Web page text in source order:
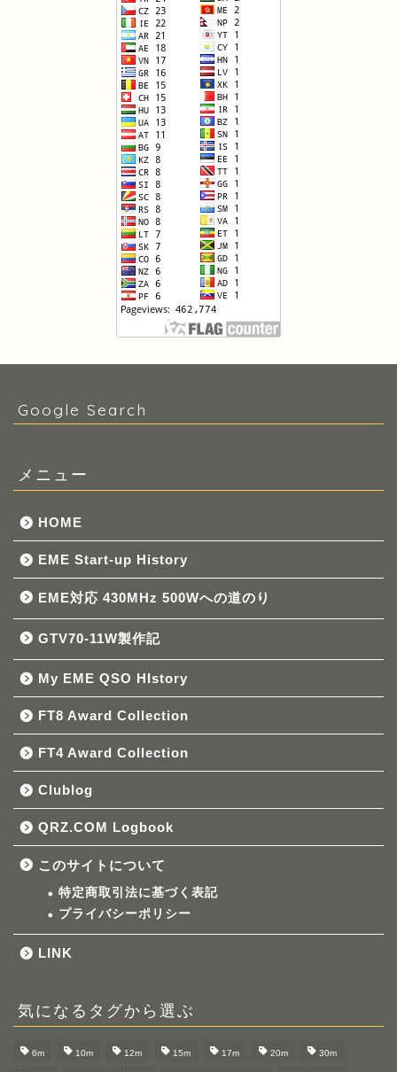
Google Search
メニュー
HOME
EME Start-up History
EME対応 430MHz 500Wへの道のり
GTV70-11W製作記
My EME QSO HIstory
FT8 Award Collection
FT4 Award Collection
Clublog
QRZ.COM Logbook
このサイトについて
特定商取引法に基づく表記
プライバシーポリシー
LINK
気になるタグから選ぶ
6m 10m 12m 15m 17m 20m 30m